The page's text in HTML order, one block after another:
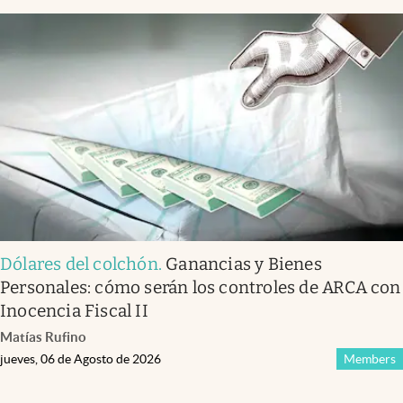
Dólares del colchón. Ganancias y Bienes
Personales: cómo serán los controles de ARCA con
Inocencia Fiscal II
Matías Rufino
Members
jueves, 06 de Agosto de 2026